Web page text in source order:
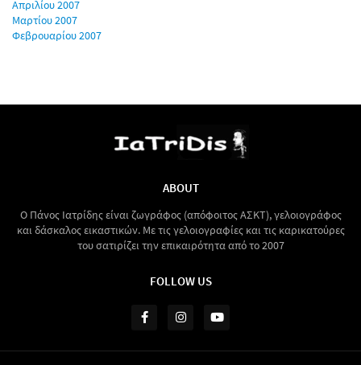
Απριλίου 2007
Μαρτίου 2007
Φεβρουαρίου 2007
ABOUT
Ο Πάνος Ιατρίδης είναι ζωγράφος (απόφοιτος ΑΣΚΤ), γελοιογράφος
και δάσκαλος εικαστικών. Με τις γελοιογραφίες και τις καρικατούρες
του σατιρίζει την επικαιρότητα από το 2007
FOLLOW US